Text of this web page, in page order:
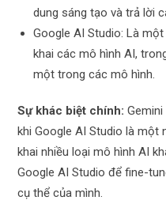
dung sáng tạo và trả lời
Google AI Studio: Là
khai các mô hình AI,
một trong các mô hình.
Sự khác biệt chính:
khi Google AI Studio là một
khai nhiều loại mô hình AI
Google AI Studio để fine-
cụ thể của mình.